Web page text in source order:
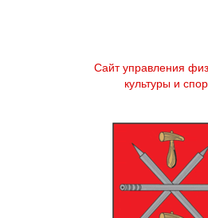
Сайт управления
культуры и